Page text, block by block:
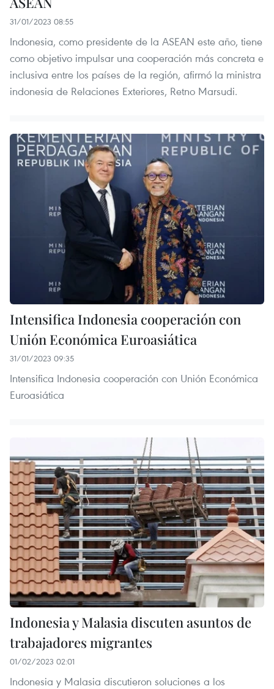
31/01/2023 08:55
Indonesia, como presidente de la ASEAN este año, tiene
como objetivo impulsar una cooperación más concreta e
inclusiva entre los países de la región, afirmó la ministra
indonesia de Relaciones Exteriores, Retno Marsudi.
Intensifica Indonesia cooperación con
Unión Económica Euroasiática
31/01/2023 09:35
Intensifica Indonesia cooperación con Unión Económica
Euroasiática
Indonesia y Malasia discuten asuntos de
trabajadores migrantes
01/02/2023 02:01
Indonesia y Malasia discutieron soluciones a los